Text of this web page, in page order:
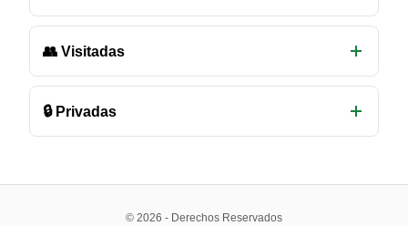
👥 Visitadas
🔒 Privadas
© 2026 - Derechos Reservados